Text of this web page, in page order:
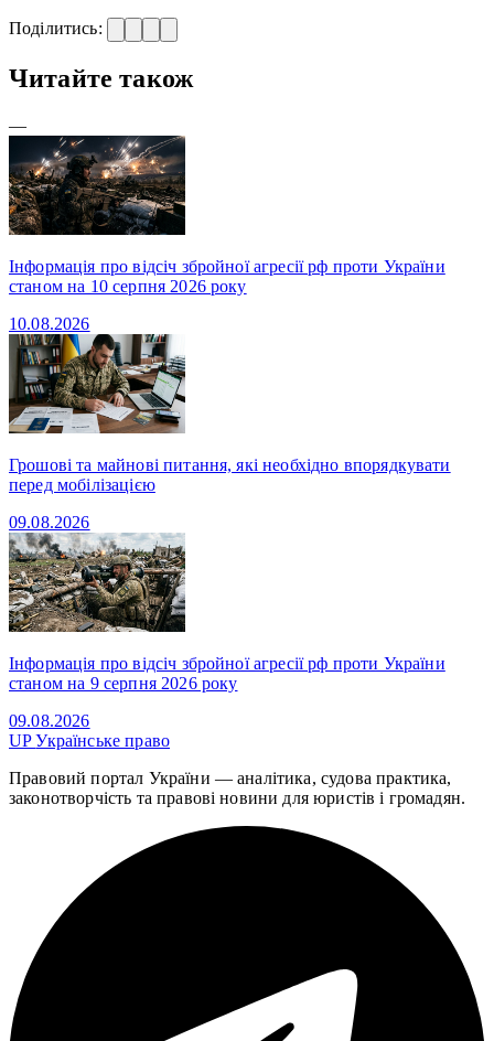
Поділитись:
Читайте також
—
Інформація про відсіч збройної агресії рф проти України
станом на 10 серпня 2026 року
10.08.2026
Грошові та майнові питання, які необхідно впорядкувати
перед мобілізацією
09.08.2026
Інформація про відсіч збройної агресії рф проти України
станом на 9 серпня 2026 року
09.08.2026
UPУкраїнське право
Правовий портал України — аналітика, судова практика,
законотворчість та правові новини для юристів і громадян.